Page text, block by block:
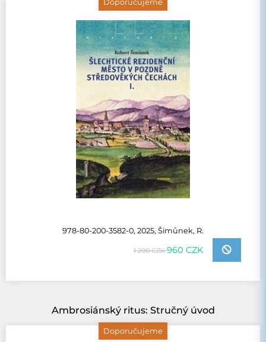
Doporučujeme
978-80-200-3582-0, 2025, Šimůnek, R.
1 200 CZK960 CZK
Doporučujeme
Ambrosiánský ritus: Stručný úvod